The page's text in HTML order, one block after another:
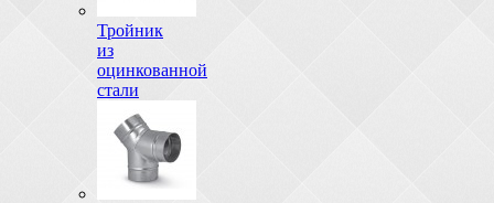
Тройник
из
оцинкованной
стали